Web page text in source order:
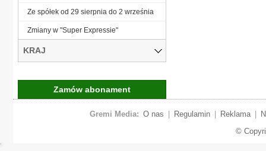
Ze spółek od 29 sierpnia do 2 września
Zmiany w "Super Expressie"
KRAJ
Zamów abonament
Gremi Media: O nas Regulamin Reklama
©